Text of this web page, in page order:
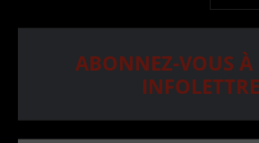
ABONNEZ-VOUS À
INFOLETTRE